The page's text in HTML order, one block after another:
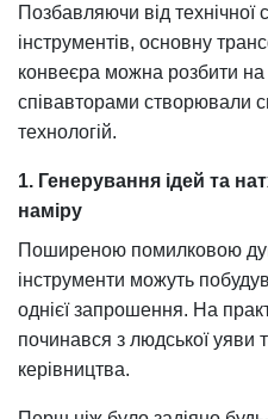
Позбавляючи від технічної
інструментів, основну
конвеєра можна розбити на
співавторами створювали
технологій.
1. Генерування ідей та
наміру
Поширеною помилковою
інструменти можуть
однієї запрошення. На
починався з людської уяви
керівництва.